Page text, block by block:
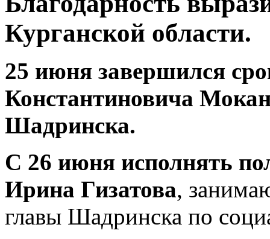
Курганской области.
25 июня завершился
Константиновича
Шадринска.
С 26 июня исполнять
Ирина Гизатова,
главы Шадринска по